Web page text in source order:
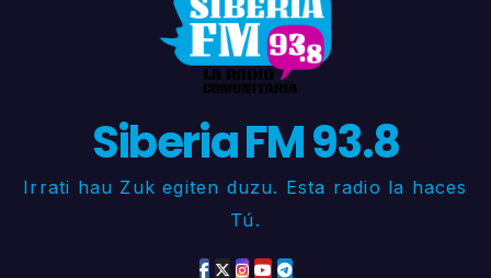
Siberia FM 93.8
Irrati hau Zuk egiten duzu. Esta radio la haces
Tú.